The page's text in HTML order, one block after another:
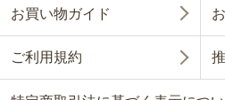
お買い物ガイド
ご利用規約